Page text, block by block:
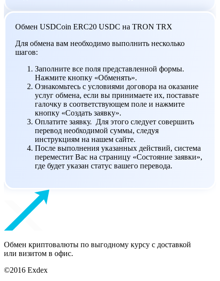
Обмен USDCoin ERC20 USDC на TRON TRX
Для обмена вам необходимо выполнить несколько
шагов:
Заполните все поля представленной формы.
Нажмите кнопку «Обменять».
Ознакомьтесь с условиями договора на оказание
услуг обмена, если вы принимаете их, поставьте
галочку в соответствующем поле и нажмите
кнопку «Создать заявку».
Оплатите заявку. Для этого следует совершить
перевод необходимой суммы, следуя
инструкциям на нашем сайте.
После выполнения указанных действий, система
переместит Вас на страницу «Состояние заявки»,
где будет указан статус вашего перевода.
Обмен криптовалюты по выгодному курсу с доставкой
или визитом в офис.
©2016 Exdex